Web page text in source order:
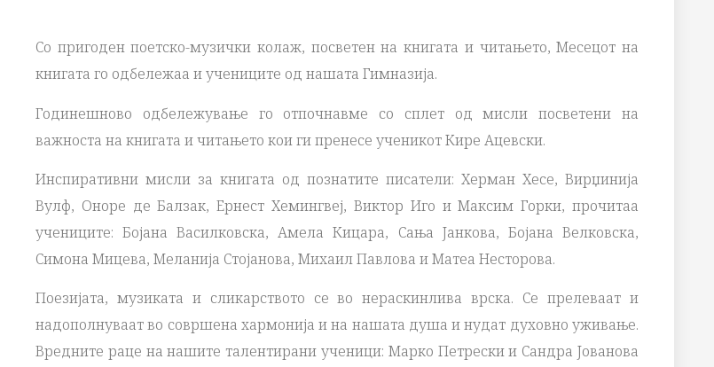
Со пригоден поетско-музички колаж, посветен на книгата и читањето, Месецот на
книгата го одбележаа и учениците од нашата Гимназија.
Годинешново одбележување го отпочнавме со сплет од мисли посветени на
важноста на книгата и читањето кои ги пренесе ученикот Кире Ацевски.
Инспиративни мисли за книгата од познатите писатели: Херман Хесе, Вирџинија
Вулф, Оноре де Балзак, Ернест Хемингвеј, Виктор Иго и Максим Горки, прочитаа
учениците: Бојана Василковска, Амела Кицара, Сања Jанкова, Бојана Велковска,
Симона Мицева, Меланија Стојанова, Михаил Павлова и Матеа Несторова.
Поезијата, музиката и сликарството се во нераскинлива врска. Се прелеваат и
надополнуваат во совршена хармонија и на нашата душа и нудат духовно уживање.
Вредните раце на нашите талентирани ученици: Марко Петрески и Сандра Јованова